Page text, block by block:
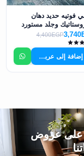
فوتيه حديد دهان
وجلد مستورد
MS-
4,400EGP
إضافة إلى عربة التسوق
على عروض